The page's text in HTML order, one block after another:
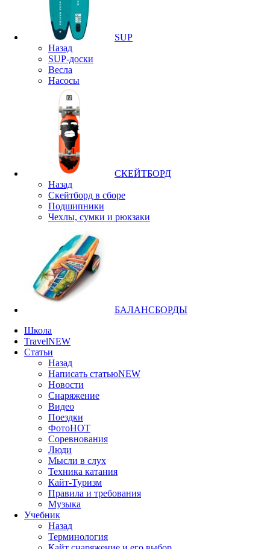
SUP
Назад
SUP-доски
Весла
Насосы
СКЕЙТБОРД
Назад
Скейтборд в сборе
Подшипники
Чехлы, сумки и рюкзаки
БАЛАНСБОРДЫ
Школа
TravelNEW
Статьи
Назад
Написать статьюNEW
Новости
Снаряжение
Видео
Поездки
ФотоHOT
Соревнования
Люди
Мысли в слух
Техника катания
Кайт-Туризм
Правила и требования
Музыка
Учебник
Назад
Терминология